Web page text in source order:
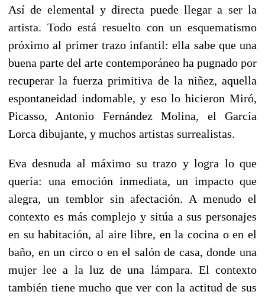
Así de elemental y directa puede llegar a ser la
artista. Todo está resuelto con un esquematismo
próximo al primer trazo infantil: ella sabe que una
buena parte del arte contemporáneo ha pugnado por
recuperar la fuerza primitiva de la niñez, aquella
espontaneidad indomable, y eso lo hicieron Miró,
Picasso, Antonio Fernández Molina, el García
Lorca dibujante, y muchos artistas surrealistas.
Eva desnuda al máximo su trazo y logra lo que
quería: una emoción inmediata, un impacto que
alegra, un temblor sin afectación. A menudo el
contexto es más complejo y sitúa a sus personajes
en su habitación, al aire libre, en la cocina o en el
baño, en un circo o en el salón de casa, donde una
mujer lee a la luz de una lámpara. El contexto
también tiene mucho que ver con la actitud de sus